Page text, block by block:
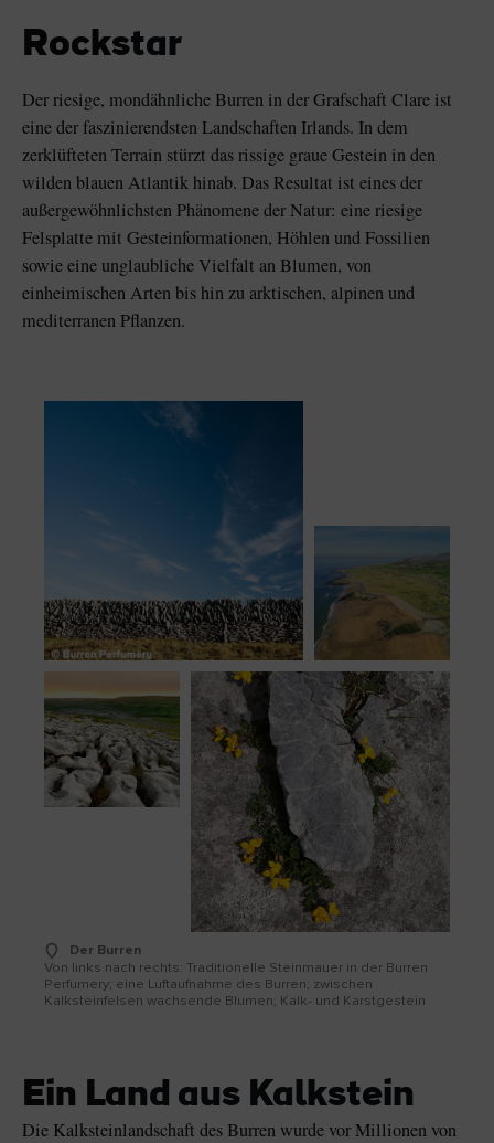
Der Blarney Stone im
Blarney Castle
Game of Thrones
Studiotour
Rockstar
Der riesige, mondähnliche Burren in der Grafschaft Clare ist
eine der faszinierendsten Landschaften Irlands. In dem
zerklüfteten Terrain stürzt das rissige graue Gestein in den
wilden blauen Atlantik hinab. Das Resultat ist eines der
außergewöhnlichsten Phänomene der Natur: eine riesige
Felsplatte mit Gesteinformationen, Höhlen und Fossilien
sowie eine unglaubliche Vielfalt an Blumen, von
einheimischen Arten bis hin zu arktischen, alpinen und
mediterranen Pflanzen.
Der Burren
Von links nach rechts: Traditionelle Steinmauer in der Burren
Perfumery; eine Luftaufnahme des Burren; zwischen
Kalksteinfelsen wachsende Blumen; Kalk- und Karstgestein
Ein Land aus Kalkstein
Die Kalksteinlandschaft des Burren wurde vor Millionen von